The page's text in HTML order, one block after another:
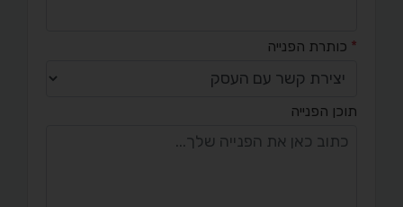
* כותרת הפנייה
תוכן הפנייה